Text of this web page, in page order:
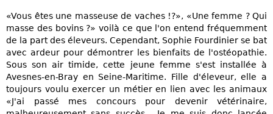
«Vous êtes une masseuse de vaches !?», «Une femme ? Qui
masse des bovins ?» voilà ce que l'on entend fréquemment
de la part des éleveurs. Cependant, Sophie Fourdinier se bat
avec ardeur pour démontrer les bienfaits de l'ostéopathie.
Sous son air timide, cette jeune femme s'est installée à
Avesnes-en-Bray en Seine-Maritime. Fille d'éleveur, elle a
toujours voulu exercer un métier en lien avec les animaux
«J'ai passé mes concours pour devenir vétérinaire,